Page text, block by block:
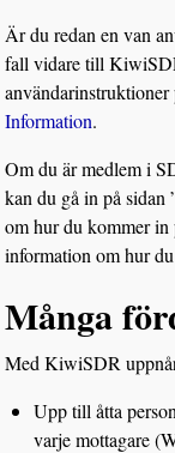
Är du redan en van
fall vidare till
Information.
Om du är medlem i
kan du gå in på sidan
om hur du kommer
information om hur
Många
Med KiwiSDR
Upp till åtta
varje mottagare